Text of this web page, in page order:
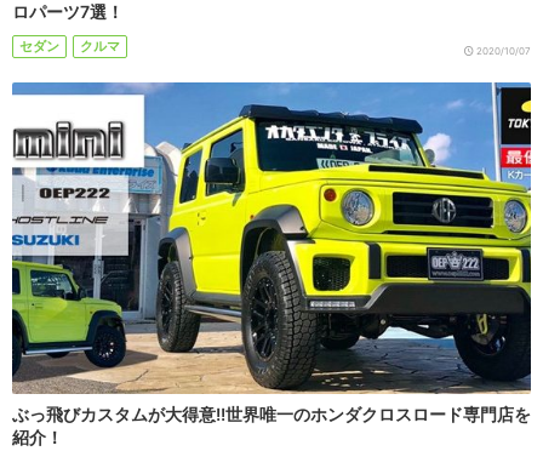
ロパーツ7選！
セダン クルマ 2020/10/07
ぶっ飛びカスタムが大得意!!世界唯一のホンダクロスロード専門店を
紹介！